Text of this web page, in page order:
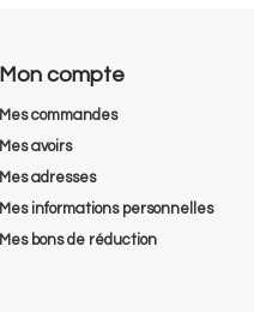
Mon compte
Mes commandes
Mes avoirs
Mes adresses
Mes informations personnelles
Mes bons de réduction